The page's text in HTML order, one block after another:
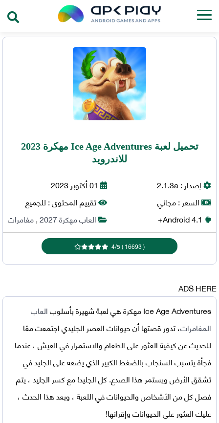
تحميل لعبة Ice Age Adventures مهكرة 2023
للاندرويد
إصدار :2.1.3a
السعر :مجاني
Android4.1+
01 أكتوبر 2023
تقييم المحتوى :للجميع
العاب مهكرة 2027
,مغامرات
(
16693
)
4/5
ADS HERE
Ice Age Adventures مهكرة
هي لعبة شهيرة بأسلوبالعاب
المغامرات، تدور قصتها أن حيوانات العصر الجليدي اجتمعت معًا
للحديث عن كيفية العثور على الطعام والاستمرار في العيش ، عندما
فجأة يتسبب السنجاب بالضغط الكبير الذي يضعه على الجليد في
تشقق الأرض ويستمر هذا الصدع. كل الجليد! مع كسر الجليد ، يتم
فصل كل من الأشخاص والحيوانات في اللعبة ، وبعد هذا الحدث ،
عليك العثور على الحيوانات وإقرانها!